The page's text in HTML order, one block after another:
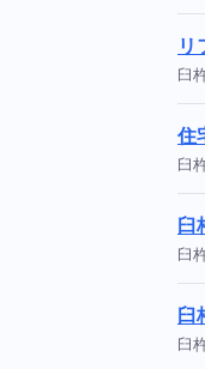
リ
臼
住
臼
臼
臼
臼
臼